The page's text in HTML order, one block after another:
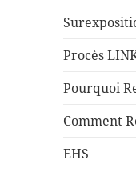
Procès
Pourquoi
Comment
EHS